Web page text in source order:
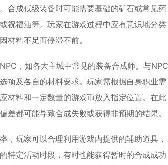
合成低级装备时可能需要基础的矿石或常见药
祝福油等。玩家在游戏过程中应有意识地分类
材料不足而停滞不前。
，如各大主城中常见的装备合成师。与NPC
项及各自的材料要求。玩家需根据自身职业需
材料和一定数量的游戏币放入指定位置。在此
都可能导致合成失败或获得非预期的结果。
，玩家可以合理利用游戏内提供的辅助道具，
特定活动时段，有时也能获得暂时的合成成功